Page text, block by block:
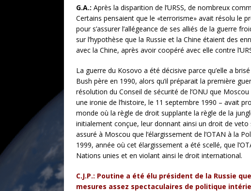
G.A.: Après la disparition de l’URSS, de nombreux
Certains pensaient que le «terrorisme» avait résolu le
pour s’assurer l’allégeance de ses alliés de la guerre
sur l’hypothèse que la Russie et la Chine étaient des
avec la Chine, après avoir coopéré avec elle contre
La guerre du Kosovo a été décisive parce qu’elle a
Bush père en 1990, alors qu’il préparait la première
résolution du Conseil de sécurité de l’ONU que
une ironie de l’histoire, le 11 septembre 1990 – avait
monde où la règle de droit supplante la règle de la
initialement conçue, leur donnant ainsi un droit de
assuré à Moscou que l’élargissement de l’OTAN à la
1999, année où cet élargissement a été scellé, que
Nations unies et en violant ainsi le droit international.
C.J.P.: Poutine a été élu président de la Russie
mesures assez spectaculaires de politique